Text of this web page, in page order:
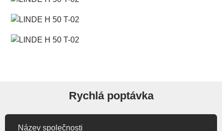
Rychlá poptávka
Název společnosti